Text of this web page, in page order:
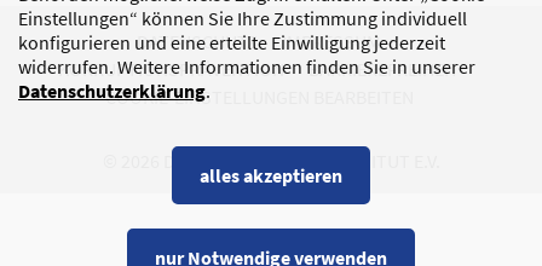
Einstellungen“ können Sie Ihre Zustimmung individuell
konfigurieren und eine erteilte Einwilligung jederzeit
widerrufen. Weitere Informationen finden Sie in unserer
Datenschutzerklärung.
alles akzeptieren
nur Notwendige verwenden
DATENSCHUTZ
IMPRESSUM
KORRUPTIONSPRÄVENTION
BARRIEREFREIHEIT
COOKIE-EINSTELLUNGEN BEARBEITEN